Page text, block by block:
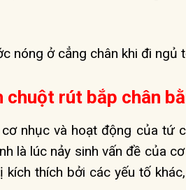
nóng ở cẳng chân khi đi ngủ
chuột rút bắp chân
nhục và hoạt động của tứ
là lúc nảy sinh vấn đề của
thích bởi các yếu tố